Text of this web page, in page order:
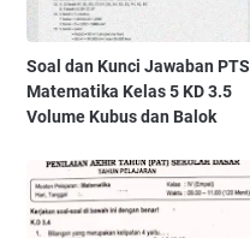
Soal dan Kunci Jawaban PTS
Matematika Kelas 5 KD 3.5
Volume Kubus dan Balok